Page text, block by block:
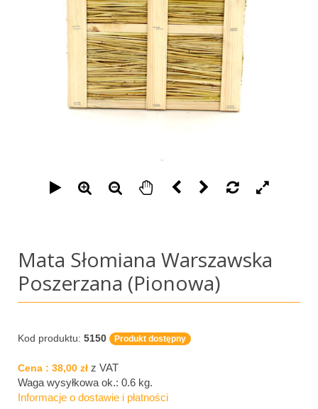
Mata Słomiana Warszawska
Poszerzana (pionowa)
Kod produktu: 5150 Produkt dostępny
Cena : 38,00 zł z VAT
Waga wysyłkowa ok.: 0.6 kg.
Informacje o dostawie i płatności